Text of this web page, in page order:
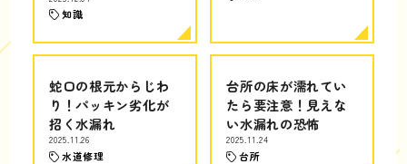
知識
蛇口の根元からじわ
り！パッキン劣化が
招く水漏れ
2025.11.26
水道修理
台所の床が濡れてい
たら要注意！見えな
い水漏れの恐怖
2025.11.24
台所